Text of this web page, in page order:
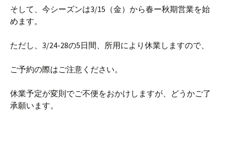
そして、今シーズンは3/15（金）から春ー秋期営業を始
めます。
ただし、3/24-28の5日間、所用により休業しますので、
ご予約の際はご注意ください。
休業予定が変則でご不便をおかけしますが、どうかご了
承願います。